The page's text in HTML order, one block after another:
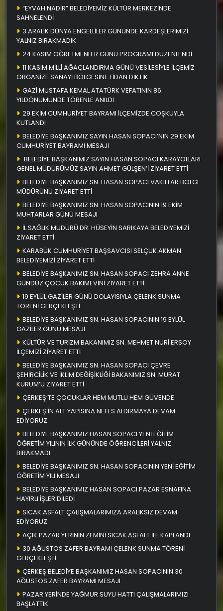
“EYVAH NADİR” BELEDİYEMİZ KÜLTÜR MERKEZİNDE
SAHNELENDİ
3 ARALIK DÜNYA ENGELLİLER GÜNÜNDE KARDEŞLERİMİZİ
YALNIZ BIRAKMADIK
24 KASIM ÖĞRETMENLER GÜNÜ PROGRAMI DÜZENLENDİ
11 KASIM MİLLİ AĞAÇLANDIRMA GÜNÜ VESİLESİYLE İLÇEMİZ
ORGANİZE SANAYİ BÖLGESİNE FİDAN DİKTİK
GAZİ MUSTAFA KEMAL ATATÜRK VEFATININ 86.
YILDÖNÜMÜNDE TÖRENLE ANILDI
29 EKİM CUMHURİYET BAYRAMI İLÇEMİZDE COŞKUYLA
KUTLANDI
BELEDİYE BAŞKANIMIZ SAYIN HASAN SOPACI’NIN 29 EKİM
CUMHURİYET BAYRAMI MESAJI
BELEDİYE BAŞKANIMIZ SAYIN HASAN SOPACI KARAYOLLARI
GENEL MÜDÜRÜMÜZ SAYIN AHMET GÜLŞEN’İ ZİYARET ETTİ
BELEDİYE BAŞKANIMIZ SN. HASAN SOPACI VAKIFLAR BÖLGE
MÜDÜRÜNÜ ZİYARET ETTİ
BELEDİYE BAŞKANIMIZ SN. HASAN SOPACININ 19 EKİM
MUHTARLAR GÜNÜ MESAJI
İL SAĞLIK MÜDÜRÜ DR. HÜSEYİN SARIKAYA BELEDİYEMİZİ
ZİYARET ETTİ
KARABÜK CUMHURİYET BAŞSAVCISI SELÇUK AKMAN
BELEDİYEMİZİ ZİYARET ETTİ
BELEDİYE BAŞKANIMIZ SN. HASAN SOPACI ZEHRA ANNE
GÜNDÜZ ÇOCUK BAKIMEVİNİ ZİYARET ETTİ
19 EYLÜL GAZİLER GÜNÜ DOLAYISIYLA ÇELENK SUNMA
TÖRENİ GERÇEKLEŞTİ
BELEDİYE BAŞKANIMIZ SN. HASAN SOPACININ 19 EYLÜL
GAZİLER GÜNÜ MESAJI
KÜLTÜR VE TURİZM BAKANIMIZ SN. MEHMET NURİ ERSOY
İLÇEMİZİ ZİYARET ETTİ
BELEDİYE BAŞKANIMIZ SN. HASAN SOPACI ÇEVRE
ŞEHİRCİLİK VE İKLİM DEĞİŞİKLİĞİ BAKANIMIZ SN. MURAT
KURUM’U ZİYARET ETTİ
ÇERKEŞ’TE ÇOCUKLAR HEM MUTLU HEM GÜVENDE
ÇERKEŞ’İN ALT YAPISINA NEFES ALDIRMAYA DEVAM
EDİYORUZ
BELEDİYE BAŞKANIMIZ HASAN SOPACI YENİ EĞİTİM
ÖĞRETİM YILININ İLK GÜNÜNDE ÖĞRENCİLERİ YALNIZ
BIRAKMADI
BELEDİYE BAŞKANIMIZ SN. HASAN SOPACININ YENİ EĞİTİM
ÖĞRETİM YILI MESAJI
BELEDİYE BAŞKANIMIZ HASAN SOPACI PAZAR ESNAFINA
HAYIRLI İŞLER DİLEDİ
SICAK ASFALT ÇALIŞMALARIMIZA ARALIKSIZ DEVAM
EDİYORUZ
AÇIK PAZAR YERİNİN ZEMİNİ SICAK ASFALT İLE KAPLANDI
30 AĞUSTOS ZAFER BAYRAMI ÇELENK SUNMA TÖRENİ
GERÇEKLEŞTİ
ÇERKEŞ BELEDİYE BAŞKANIMIZ HASAN SOPACININ 30
AĞUSTOS ZAFER BAYRAMI MESAJI
PAZAR YERİNDE YAĞMUR SUYU HATTI ÇALIŞMALARIMIZI
BAŞLATTIK